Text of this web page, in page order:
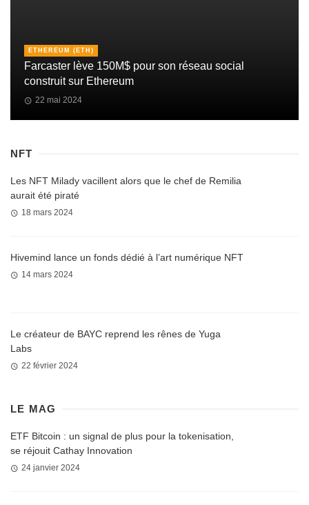
ETHEREUM (ETH)
Farcaster lève 150M$ pour son réseau social
construit sur Ethereum
22 mai 2024
NFT
Les NFT Milady vacillent alors que le chef de Remilia
aurait été piraté
18 mars 2024
Hivemind lance un fonds dédié à l’art numérique NFT
14 mars 2024
Le créateur de BAYC reprend les rênes de Yuga
Labs
22 février 2024
LE MAG
ETF Bitcoin : un signal de plus pour la tokenisation,
se réjouit Cathay Innovation
24 janvier 2024